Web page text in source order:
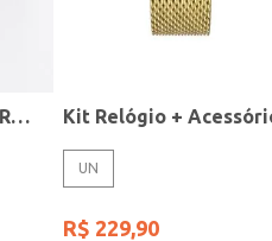
Relógio Smart Condor Feminino ROSE
UN
R$ 229,90